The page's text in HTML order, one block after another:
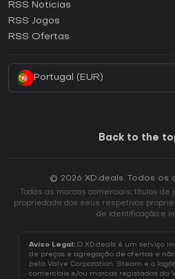
Como ativar uma CD Key Ubisoft
RSS Noticias
RSS Jogos
RSS Ofertas
Portugal (EUR)
Back to the
© 2026 XD.deals. Todos os
Todas as marcas comerciais, títulos de
propriedade dos seus respetivos
de identificação e
Aviso Legal: O XD.deals é um serviço
de preços e agregação de ofertas e
pela Valve Corporation. Steam e o
comerciais e/ou marcas registadas da